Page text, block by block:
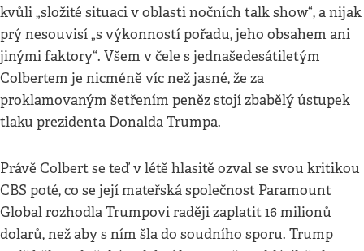
kvůli „složité situaci v oblasti nočních talk show“, a nijak
prý nesouvisí „s výkonností pořadu, jeho obsahem ani
jinými faktory“. Všem v čele s jednašedesátiletým
Colbertem je nicméně víc než jasné, že za
proklamovaným šetřením peněz stojí zbabělý ústupek
tlaku prezidenta Donalda Trumpa.
Právě Colbert se teď v létě hlasitě ozval se svou kritikou
CBS poté, co se její mateřská společnost Paramount
Global rozhodla Trumpovi raději zaplatit 16 milionů
dolarů, než aby s ním šla do soudního sporu. Trump